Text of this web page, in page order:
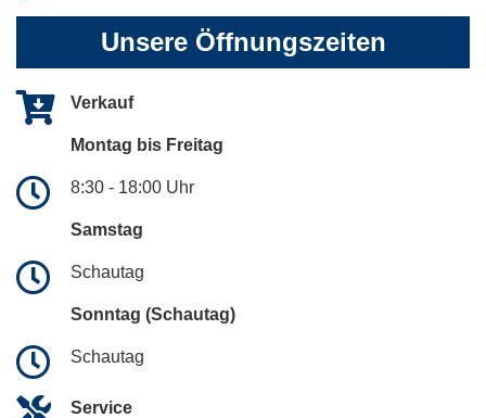
Unsere Öffnungszeiten
Verkauf
Montag bis Freitag
8:30 - 18:00 Uhr
Samstag
Schautag
Sonntag (Schautag)
Schautag
Service